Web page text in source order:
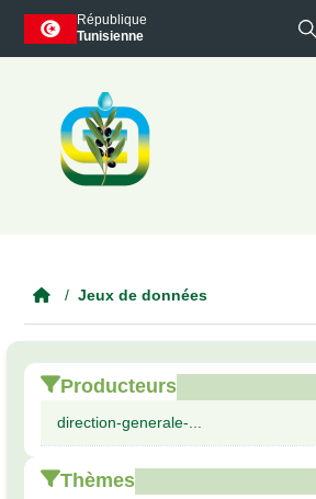
Skip to main content
République
Tunisienne
Jeux de données
Producteurs
direction-generale-...
Thèmes